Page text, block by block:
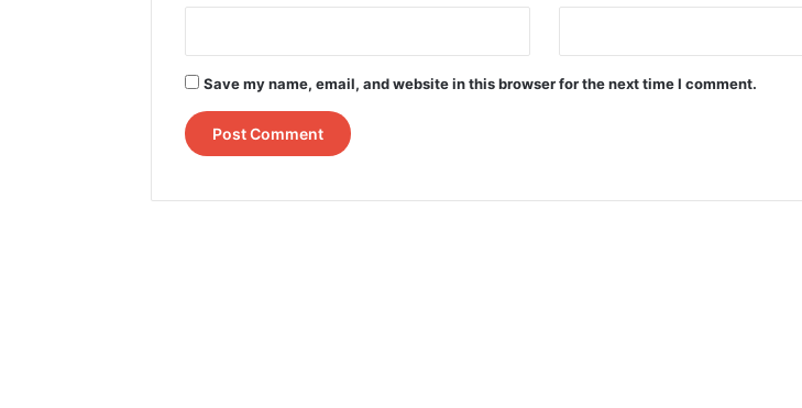
Save my name, email, and website in this browser for the next time I comment.